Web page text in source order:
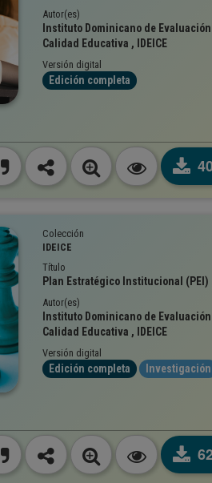
Autor(es)
Instituto Dominicano de
Calidad Educativa , IDEICE
Versión digital
Edición completa
Colección
IDEICE
Título
Plan Estratégico Institucional (PEI)
Autor(es)
Instituto Dominicano de
Calidad Educativa , IDEICE
Versión digital
Edición completa Investigación